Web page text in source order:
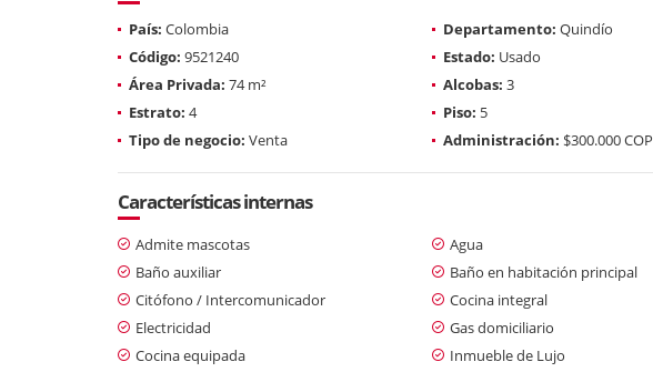
País: Colombia Departamento: Quindío
Código: 9521240 Estado: Usado
Área Privada: 74 m² Alcobas: 3
Estrato: 4 Piso: 5
Tipo de negocio: Venta Administración: $300.000 COP
Características internas
Admite mascotas Agua
Baño auxiliar
Baño en habitación principal
Citófono / Intercomunicador
Cocina integral
Electricidad
Gas domiciliario
Cocina equipada
Inmueble de Lujo